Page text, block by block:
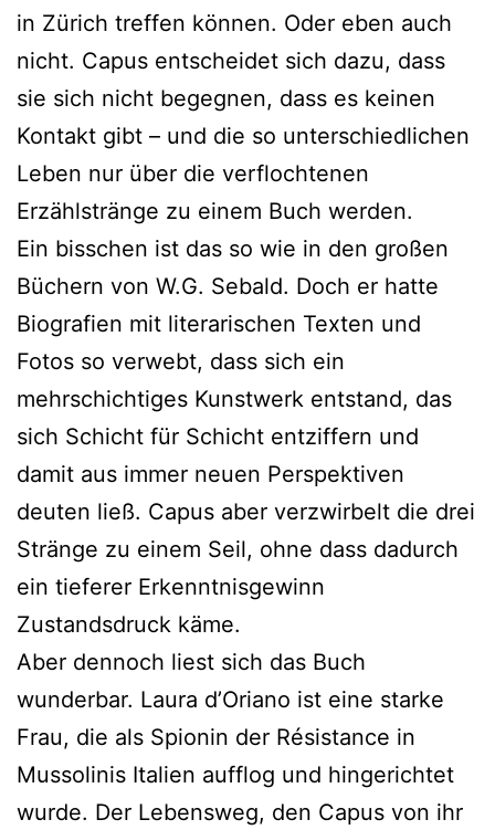
in Zürich treffen können. Oder eben auch
nicht. Capus entscheidet sich dazu, dass
sie sich nicht begegnen, dass es keinen
Kontakt gibt – und die so unterschiedlichen
Leben nur über die verflochtenen
Erzählstränge zu einem Buch werden.
Ein bisschen ist das so wie in den großen
Büchern von W.G. Sebald. Doch er hatte
Biografien mit literarischen Texten und
Fotos so verwebt, dass sich ein
mehrschichtiges Kunstwerk entstand, das
sich Schicht für Schicht entziffern und
damit aus immer neuen Perspektiven
deuten ließ. Capus aber verzwirbelt die drei
Stränge zu einem Seil, ohne dass dadurch
ein tieferer Erkenntnisgewinn
Zustandsdruck käme.
Aber dennoch liest sich das Buch
wunderbar. Laura d’Oriano ist eine starke
Frau, die als Spionin der Résistance in
Mussolinis Italien aufflog und hingerichtet
wurde. Der Lebensweg, den Capus von ihr